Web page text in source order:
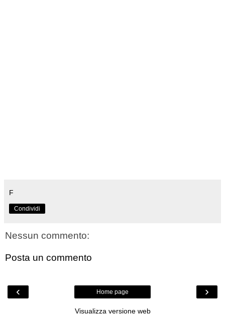
F
Condividi
Nessun commento:
Posta un commento
‹ ›
Home page
Visualizza versione web